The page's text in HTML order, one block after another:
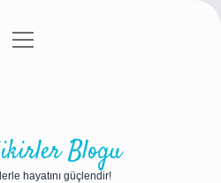
Politikası
menüyü
Blogu
hayatını güçlendir!